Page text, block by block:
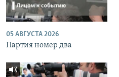
05 АВГУСТА 2026
Партия номер два